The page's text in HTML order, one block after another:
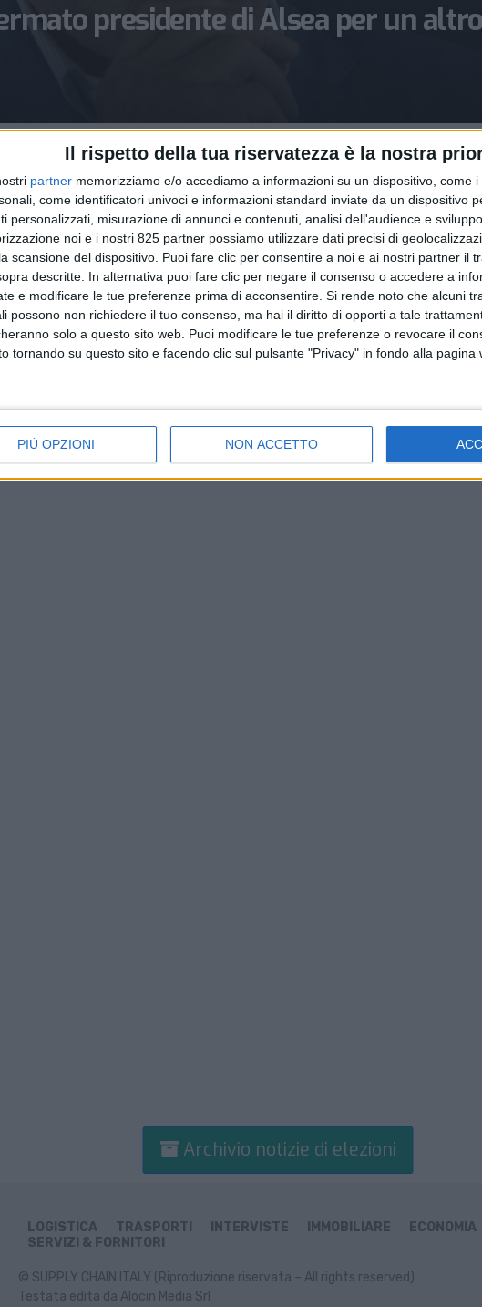
Il rispetto della tua riservatezza è la nostra
partner memorizziamo e/o accediamo a informazioni su un dispositivo, come
come identificatori univoci e informazioni standard inviate da un dispositivo
personalizzati, misurazione di annunci e contenuti, analisi dell'audience e
noi e i nostri 825 partner possiamo utilizzare dati precisi di
scansione del dispositivo. Puoi fare clic per consentire a noi e ai nostri partner il
descritte. In alternativa puoi fare clic per negare il consenso o accedere a
e modificare le tue preferenze prima di acconsentire. Si rende noto che alcuni
possono non richiedere il tuo consenso, ma hai il diritto di opporti a tale
solo a questo sito web. Puoi modificare le tue preferenze o revocare il
tornando su questo sito e facendo clic sul pulsante "Privacy" in fondo alla pagina
PIÙ OPZIONI NON ACCETTO
presidente di Alsea per un
alla
Archivio notizie di elezioni
LOGISTICA TRASPORTI INTERVISTE IMMOBILIARE
ECONOMIA
SERVIZI & FORNITORI
© SUPPLY CHAIN ITALY (Riproduzione riservata – All rights reserved)
Testata edita da Alocin Media Srl